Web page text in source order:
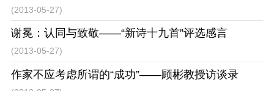
(2013-05-27)
谢冕：认同与致敬——“新诗十九首”评选感言
(2013-05-27)
作家不应考虑所谓的“成功”——顾彬教授访谈录